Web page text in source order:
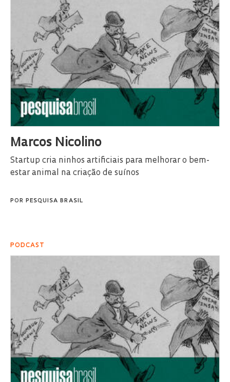
Marcos Nicolino
Startup cria ninhos artificiais para melhorar o bem-
estar animal na criação de suínos
POR PESQUISA BRASIL
PODCAST